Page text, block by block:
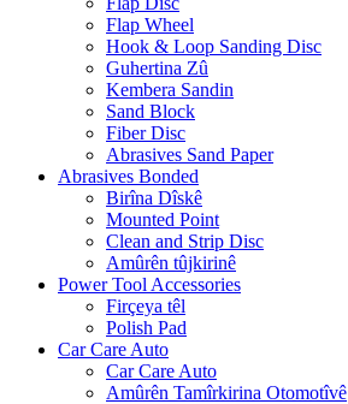
Flap Wheel
Hook & Loop Sanding Disc
Guhertina Zû
Kembera Sandin
Sand Block
Fiber Disc
Abrasives Sand Paper
Abrasives Bonded
Birîna Dîskê
Mounted Point
Clean and Strip Disc
Amûrên tûjkirinê
Power Tool Accessories
Firçeya têl
Polish Pad
Car Care Auto
Car Care Auto
Amûrên Tamîrkirina Otomotîvê